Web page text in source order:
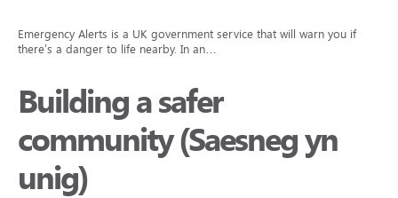
Emergency Alerts is a UK government service that will warn you if
there’s a danger to life nearby. In an…
Building a safer
community (Saesneg yn
unig)